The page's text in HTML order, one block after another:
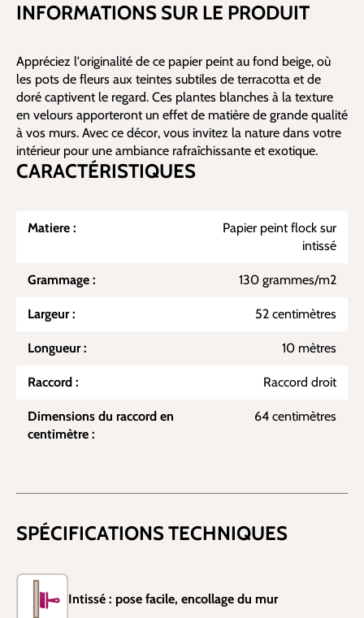
INFORMATIONS SUR LE PRODUIT
Appréciez l'originalité de ce papier peint au fond beige, où
les pots de fleurs aux teintes subtiles de terracotta et de
doré captivent le regard. Ces plantes blanches à la texture
en velours apporteront un effet de matière de grande qualité
à vos murs. Avec ce décor, vous invitez la nature dans votre
intérieur pour une ambiance rafraîchissante et exotique.
CARACTÉRISTIQUES
Matiere :
Papier peint flock sur
intissé
Grammage : 130 grammes/m2
Largeur : 52 centimètres
Longueur : 10 mètres
Raccord : Raccord droit
Dimensions du raccord en
centimètre :
64 centimètres
SPÉCIFICATIONS TECHNIQUES
Intissé : pose facile, encollage du mur